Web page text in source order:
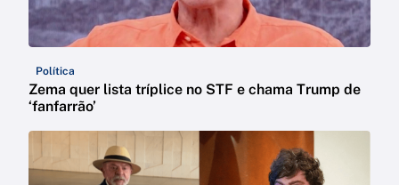
Política
Zema quer lista tríplice no STF e chama Trump de
‘fanfarrão’